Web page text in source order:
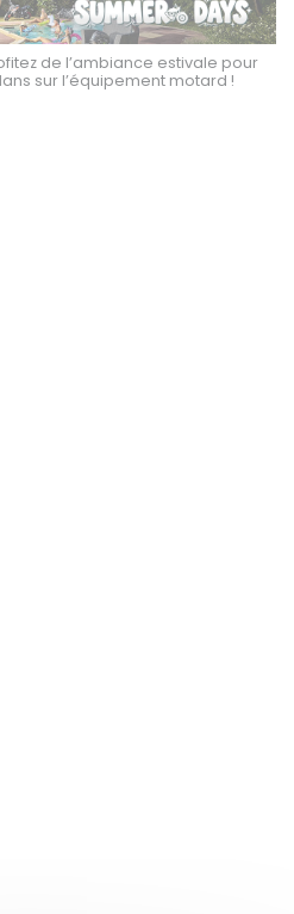
de l’ambiance estivale pour
sur l’équipement motard !